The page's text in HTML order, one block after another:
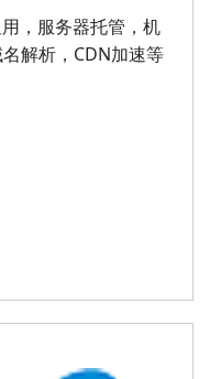
，服务器托管，机
解析，CDN加速等